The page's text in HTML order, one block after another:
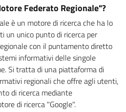
Federato Regionale"?
è un motore di ricerca che ha lo
un unico punto di ricerca per
con il puntamento diretto
informativi delle singole
Si tratta di una piattaforma di
regionali che offre agli utenti,
di ricerca mediante
di ricerca "Google".